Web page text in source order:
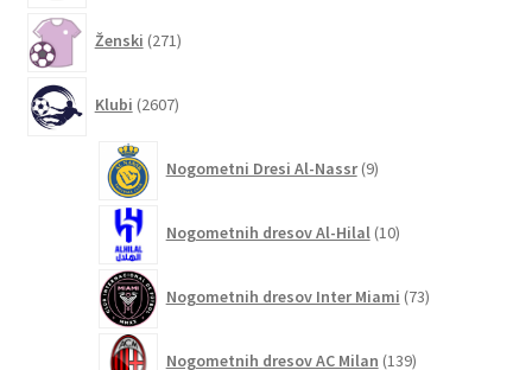
Ženski 271izdelkov
Klubi 2607izdelkov
Nogometni Dresi Al-Nassr 9izdelkov
Nogometnih dresov Al-Hilal 10izdelkov
Nogometnih dresov Inter Miami 73izdelkov
Nogometnih dresov AC Milan 139